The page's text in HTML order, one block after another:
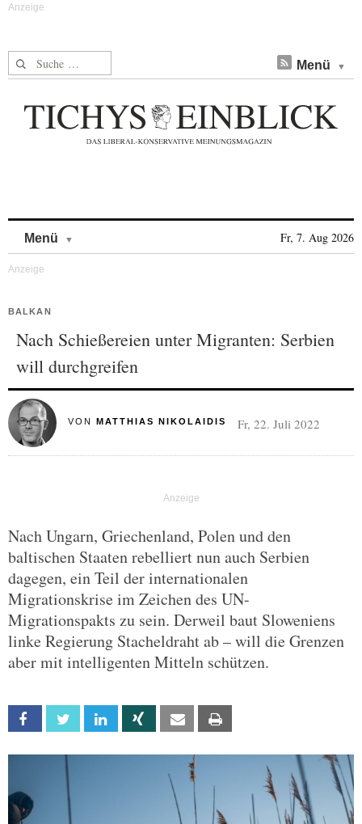
Suche nach: Menü
Menü Fr, 7. Aug 2026
BALKAN
Nach Schießereien unter Migranten: Serbien
will durchgreifen
VON MATTHIAS NIKOLAIDIS Fr, 22. Juli 2022
Nach Ungarn, Griechenland, Polen und den
baltischen Staaten rebelliert nun auch Serbien
dagegen, ein Teil der internationalen
Migrationskrise im Zeichen des UN-
Migrationspakts zu sein. Derweil baut Sloweniens
linke Regierung Stacheldraht ab – will die Grenzen
aber mit intelligenten Mitteln schützen.
Facebook Twitter Linkedin Xing Email